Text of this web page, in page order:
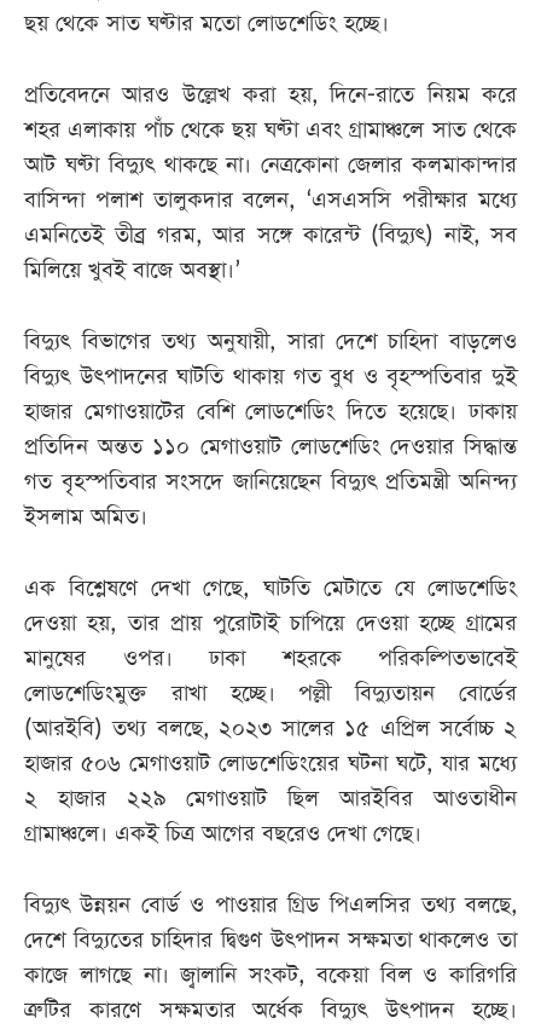
ছয় থেকে সাত ঘণ্টার মতো লোডশেডিং হচ্ছে।
প্রতিবেদনে আরও উল্লেখ করা হয়, দিনে-রাতে নিয়ম করে
শহর এলাকায় পাঁচ থেকে ছয় ঘণ্টা এবং গ্রামাঞ্চলে সাত থেকে
আট ঘণ্টা বিদ্যুৎ থাকছে না। নেত্রকোনা জেলার কলমাকান্দার
বাসিন্দা পলাশ তালুকদার বলেন, ‘এসএসসি পরীক্ষার মধ্যে
এমনিতেই তীব্র গরম, আর সঙ্গে কারেন্ট (বিদ্যুৎ) নাই, সব
মিলিয়ে খুবই বাজে অবস্থা।’
বিদ্যুৎ বিভাগের তথ্য অনুযায়ী, সারা দেশে চাহিদা বাড়লেও
বিদ্যুৎ উৎপাদনের ঘাটতি থাকায় গত বুধ ও বৃহস্পতিবার দুই
হাজার মেগাওয়াটের বেশি লোডশেডিং দিতে হয়েছে। ঢাকায়
প্রতিদিন অন্তত ১১০ মেগাওয়াট লোডশেডিং দেওয়ার সিদ্ধান্ত
গত বৃহস্পতিবার সংসদে জানিয়েছেন বিদ্যুৎ প্রতিমন্ত্রী অনিন্দ্য
ইসলাম অমিত।
এক বিশ্লেষণে দেখা গেছে, ঘাটতি মেটাতে যে লোডশেডিং
দেওয়া হয়, তার প্রায় পুরোটাই চাপিয়ে দেওয়া হচ্ছে গ্রামের
মানুষের ওপর। ঢাকা শহরকে পরিকল্পিতভাবেই
লোডশেডিংমুক্ত রাখা হচ্ছে। পল্লী বিদ্যুতায়ন বোর্ডের
(আরইবি) তথ্য বলছে, ২০২৩ সালের ১৫ এপ্রিল সর্বোচ্চ ২
হাজার ৫০৬ মেগাওয়াট লোডশেডিংয়ের ঘটনা ঘটে, যার মধ্যে
২ হাজার ২২৯ মেগাওয়াট ছিল আরইবির আওতাধীন
গ্রামাঞ্চলে। একই চিত্র আগের বছরেও দেখা গেছে।
বিদ্যুৎ উন্নয়ন বোর্ড ও পাওয়ার গ্রিড পিএলসির তথ্য বলছে,
দেশে বিদ্যুতের চাহিদার দ্বিগুণ উৎপাদন সক্ষমতা থাকলেও তা
কাজে লাগছে না। জ্বালানি সংকট, বকেয়া বিল ও কারিগরি
ত্রুটির কারণে সক্ষমতার অর্ধেক বিদ্যুৎ উৎপাদন হচ্ছে।